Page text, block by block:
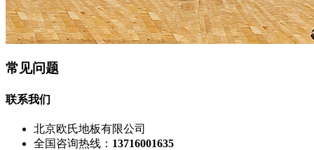
常见问题
联系我们
北京欧氏地板有限公司
全国咨询热线： 13716001635